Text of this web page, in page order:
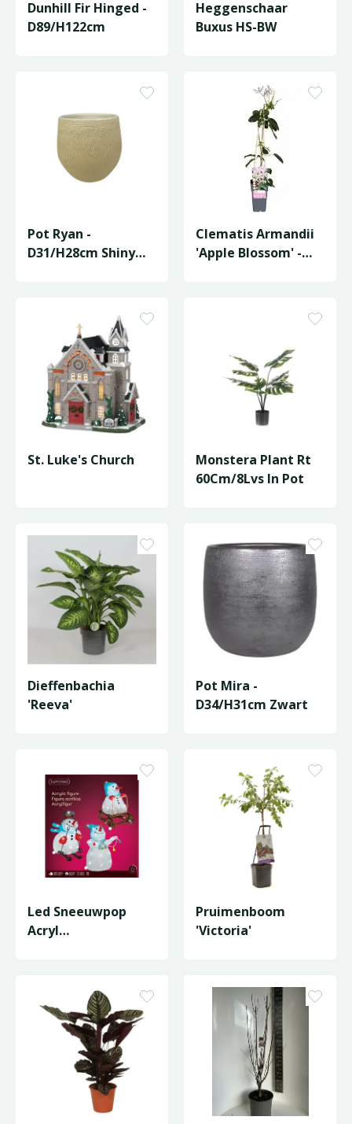
Dunhill Fir Hinged -
D89/H122cm
Heggenschaar
Buxus HS-BW
Pot Ryan -
D31/H28cm Shiny
Clematis Armandii
'Apple Blossom' -
St. Luke's Church
Monstera Plant Rt
60Cm/8Lvs In Pot
Dieffenbachia
'Reeva'
Pot Mira -
D34/H31cm Zwart
Led Sneeuwpop
Acryl
L.21.5W.29.5H…
Pruimenboom
'Victoria'